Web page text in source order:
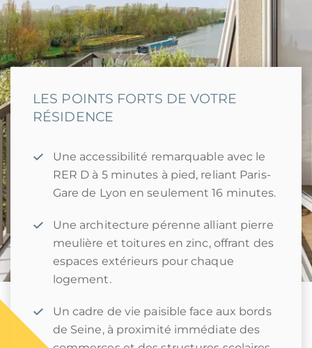
LES POINTS FORTS DE VOTRE
RÉSIDENCE
Une accessibilité remarquable avec le
RER D à 5 minutes à pied, reliant Paris-
Gare de Lyon en seulement 16 minutes.
Une architecture pérenne alliant pierre
meulière et toitures en zinc, offrant des
espaces extérieurs pour chaque
logement.
Un cadre de vie paisible face aux bords
de Seine, à proximité immédiate des